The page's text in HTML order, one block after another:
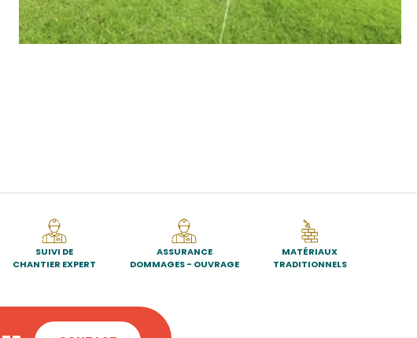
SUIVI DE
CHANTIER EXPERT
ASSURANCE
DOMMAGES - OUVRAGE
MATÉRIAUX
TRADITIONNELS